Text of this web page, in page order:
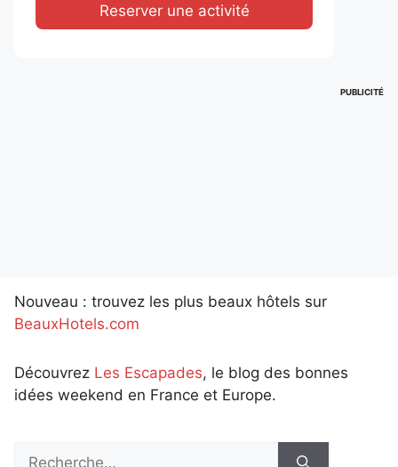
Reserver une activité
PUBLICITÉ
Nouveau : trouvez les plus beaux hôtels sur
BeauxHotels.com
Découvrez Les Escapades, le blog des bonnes
idées weekend en France et Europe.
Rechercher :